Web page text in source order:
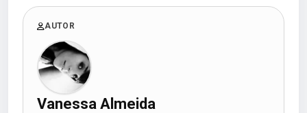
AUTOR
Vanessa Almeida